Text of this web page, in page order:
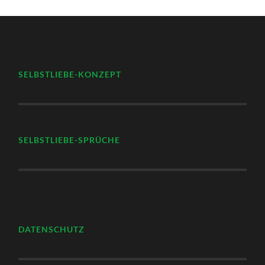
SELBSTLIEBE-KONZEPT
SELBSTLIEBE-SPRÜCHE
DATENSCHUTZ